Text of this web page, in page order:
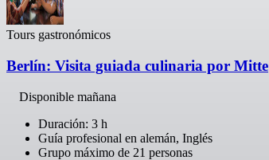
Tours gastronómicos
Berlín: Visita guiada culinaria por Mitte
Disponible mañana
Duración: 3 h
Guía profesional en alemán, Inglés
Grupo máximo de 21 personas